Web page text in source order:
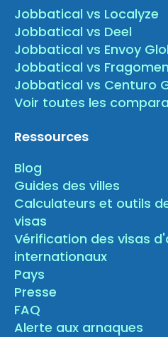
Jobbatical vs Localyze
Jobbatical vs Deel
Jobbatical vs Envoy
Jobbatical vs Fragomen
Jobbatical vs Centuro
Voir toutes les
Ressources
Blog
Guides des villes
Calculateurs et outils
visas
Vérification des visas
internationaux
Pays
Presse
FAQ
Alerte aux arnaques